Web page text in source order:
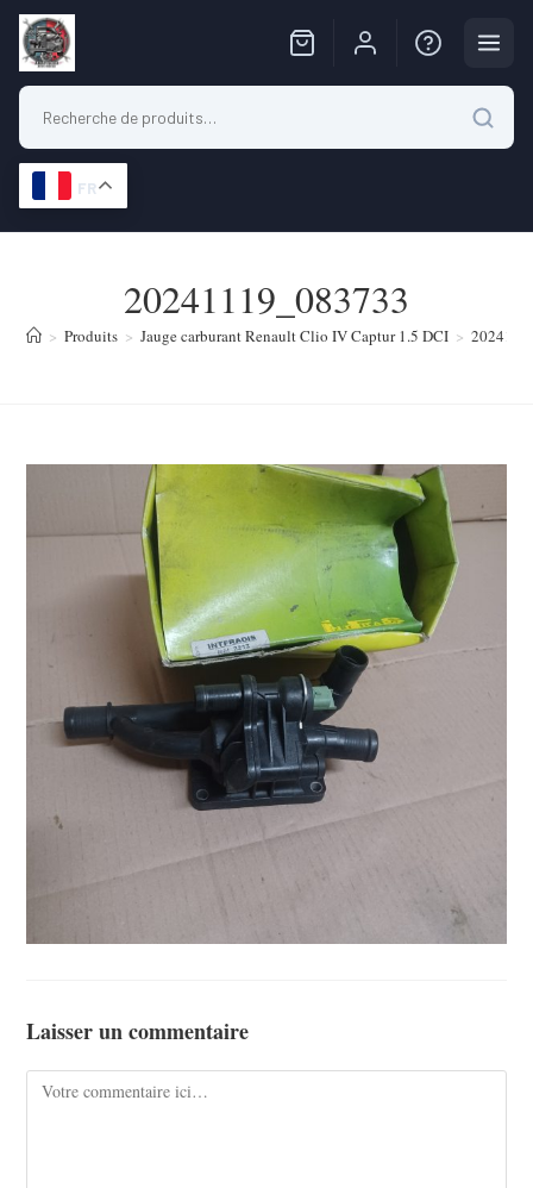
FR
20241119_083733
> Produits > Jauge carburant Renault Clio IV Captur 1.5 DCI >
Laisser un commentaire
Comment